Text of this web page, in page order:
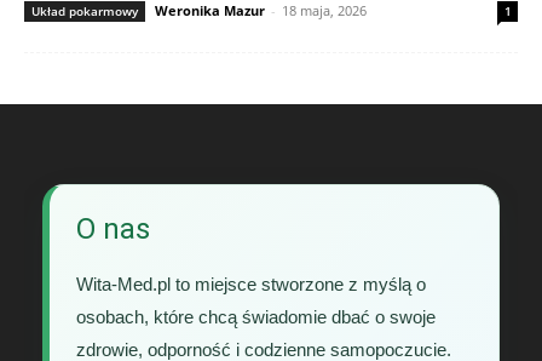
Układ pokarmowy Weronika Mazur - 18 maja, 2026 1
O nas
Wita-Med.pl to miejsce stworzone z myślą o
osobach, które chcą świadomie dbać o swoje
zdrowie, odporność i codzienne samopoczucie.